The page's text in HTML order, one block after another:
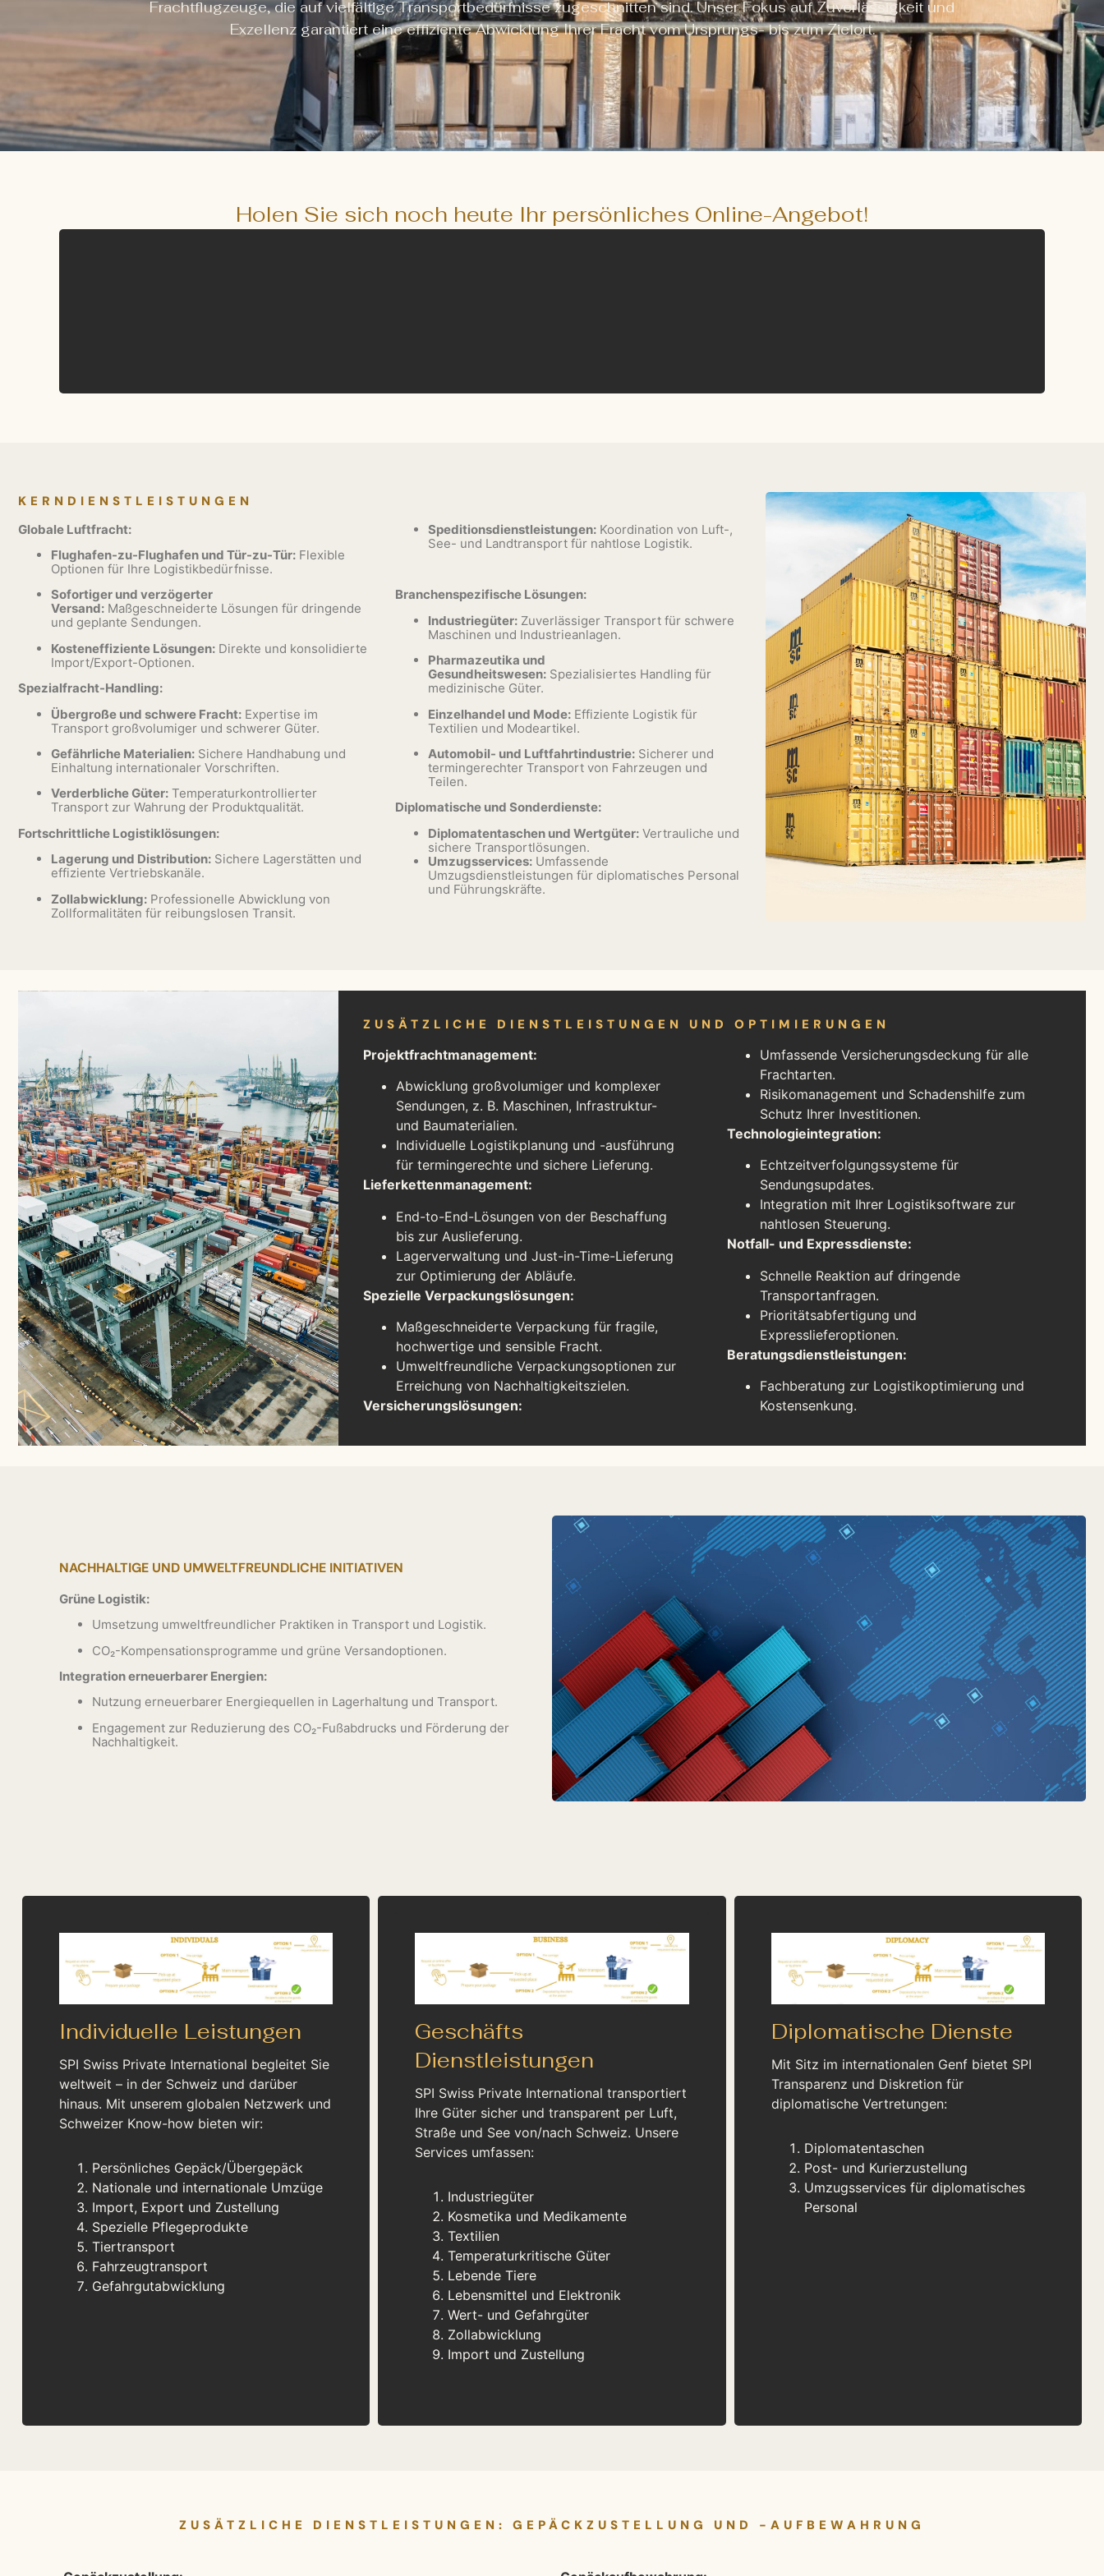
Frachtflugzeuge, die auf vielfältige Transportbedürfnisse zugeschnitten sind. Unser Fokus auf Zuverlässigkeit und
Exzellenz garantiert eine effiziente Abwicklung Ihrer Fracht vom Ursprungs- bis zum Zielort.
Holen Sie sich noch heute Ihr persönliches Online-Angebot!
KERNDIENSTLEISTUNGEN
Globale Luftfracht:
Flughafen-zu-Flughafen und Tür-zu-Tür: Flexible
Optionen für Ihre Logistikbedürfnisse.
Sofortiger und verzögerter
Versand: Maßgeschneiderte Lösungen für dringende
und geplante Sendungen.
Kosteneffiziente Lösungen: Direkte und konsolidierte
Import/Export-Optionen.
Spezialfracht-Handling:
Übergroße und schwere Fracht: Expertise im
Transport großvolumiger und schwerer Güter.
Gefährliche Materialien: Sichere Handhabung und
Einhaltung internationaler Vorschriften.
Verderbliche Güter: Temperaturkontrollierter
Transport zur Wahrung der Produktqualität.
Fortschrittliche Logistiklösungen:
Lagerung und Distribution: Sichere Lagerstätten und
effiziente Vertriebskanäle.
Zollabwicklung: Professionelle Abwicklung von
Zollformalitäten für reibungslosen Transit.
Speditionsdienstleistungen: Koordination von Luft-,
See- und Landtransport für nahtlose Logistik.
Branchenspezifische Lösungen:
Industriegüter: Zuverlässiger Transport für schwere
Maschinen und Industrieanlagen.
Pharmazeutika und
Gesundheitswesen: Spezialisiertes Handling für
medizinische Güter.
Einzelhandel und Mode: Effiziente Logistik für
Textilien und Modeartikel.
Automobil- und Luftfahrtindustrie: Sicherer und
termingerechter Transport von Fahrzeugen und
Teilen.
Diplomatische und Sonderdienste:
Diplomatentaschen und Wertgüter: Vertrauliche und
sichere Transportlösungen.
Umzugsservices: Umfassende
Umzugsdienstleistungen für diplomatisches Personal
und Führungskräfte.
ZUSÄTZLICHE DIENSTLEISTUNGEN UND OPTIMIERUNGEN
Projektfrachtmanagement:
Abwicklung großvolumiger und komplexer
Sendungen, z. B. Maschinen, Infrastruktur-
und Baumaterialien.
Individuelle Logistikplanung und -ausführung
für termingerechte und sichere Lieferung.
Lieferkettenmanagement:
End-to-End-Lösungen von der Beschaffung
bis zur Auslieferung.
Lagerverwaltung und Just-in-Time-Lieferung
zur Optimierung der Abläufe.
Spezielle Verpackungslösungen:
Maßgeschneiderte Verpackung für fragile,
hochwertige und sensible Fracht.
Umweltfreundliche Verpackungsoptionen zur
Erreichung von Nachhaltigkeitszielen.
Versicherungslösungen:
Umfassende Versicherungsdeckung für alle
Frachtarten.
Risikomanagement und Schadenshilfe zum
Schutz Ihrer Investitionen.
Technologieintegration:
Echtzeitverfolgungssysteme für
Sendungsupdates.
Integration mit Ihrer Logistiksoftware zur
nahtlosen Steuerung.
Notfall- und Expressdienste:
Schnelle Reaktion auf dringende
Transportanfragen.
Prioritätsabfertigung und
Expresslieferoptionen.
Beratungsdienstleistungen:
Fachberatung zur Logistikoptimierung und
Kostensenkung.
NACHHALTIGE UND UMWELTFREUNDLICHE INITIATIVEN
Grüne Logistik:
Umsetzung umweltfreundlicher Praktiken in Transport und Logistik.
CO₂-Kompensationsprogramme und grüne Versandoptionen.
Integration erneuerbarer Energien:
Nutzung erneuerbarer Energiequellen in Lagerhaltung und Transport.
Engagement zur Reduzierung des CO₂-Fußabdrucks und Förderung der
Nachhaltigkeit.
Individuelle Leistungen
SPI Swiss Private International begleitet Sie
weltweit – in der Schweiz und darüber
hinaus. Mit unserem globalen Netzwerk und
Schweizer Know-how bieten wir:
Persönliches Gepäck/Übergepäck
Nationale und internationale Umzüge
Import, Export und Zustellung
Spezielle Pflegeprodukte
Tiertransport
Fahrzeugtransport
Gefahrgutabwicklung
Geschäfts
Dienstleistungen
SPI Swiss Private International transportiert
Ihre Güter sicher und transparent per Luft,
Straße und See von/nach Schweiz. Unsere
Services umfassen:
Industriegüter
Kosmetika und Medikamente
Textilien
Temperaturkritische Güter
Lebende Tiere
Lebensmittel und Elektronik
Wert- und Gefahrgüter
Zollabwicklung
Import und Zustellung
Diplomatische Dienste
Mit Sitz im internationalen Genf bietet SPI
Transparenz und Diskretion für
diplomatische Vertretungen:
Diplomatentaschen
Post- und Kurierzustellung
Umzugsservices für diplomatisches
Personal
ZUSÄTZLICHE DIENSTLEISTUNGEN: GEPÄCKZUSTELLUNG UND -AUFBEWAHRUNG